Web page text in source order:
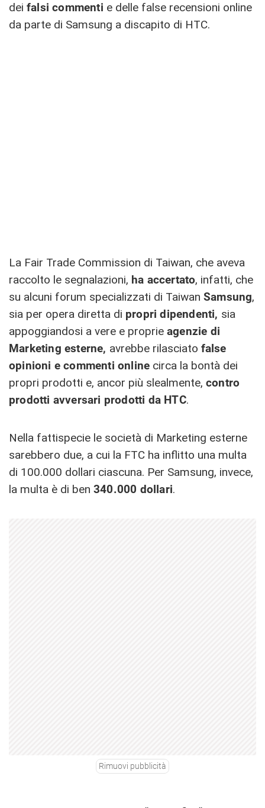
dei falsi commenti e delle false recensioni online
da parte di Samsung a discapito di HTC.
La Fair Trade Commission di Taiwan, che aveva
raccolto le segnalazioni, ha accertato, infatti, che
su alcuni forum specializzati di Taiwan Samsung,
sia per opera diretta di propri dipendenti, sia
appoggiandosi a vere e proprie agenzie di
Marketing esterne, avrebbe rilasciato false
opinioni e commenti online circa la bontà dei
propri prodotti e, ancor più slealmente, contro
prodotti avversari prodotti da HTC.
Nella fattispecie le società di Marketing esterne
sarebbero due, a cui la FTC ha inflitto una multa
di 100.000 dollari ciascuna. Per Samsung, invece,
la multa è di ben 340.000 dollari.
Rimuovi pubblicità